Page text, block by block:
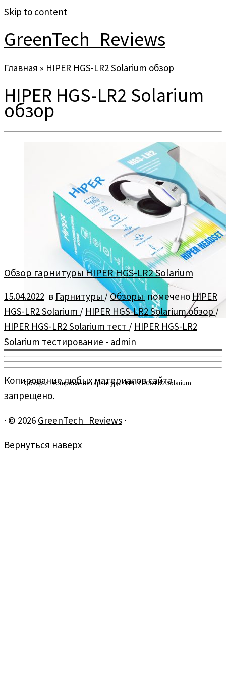
Skip to content
GreenTech_Reviews
Главная » HIPER HGS-LR2 Solarium обзор
HIPER HGS-LR2 Solarium
обзор
Обзор и тестирование гарнитуры HIPER HGS-LR2 Solarium
Обзор гарнитуры HIPER HGS-LR2 Solarium
15.04.2022 в Гарнитуры /Обзоры помечено HIPER
HGS-LR2 Solarium / HIPER HGS-LR2 Solarium обзор/
HIPER HGS-LR2 Solarium тест / HIPER HGS-LR2
Solarium тестирование - admin
Копирование любых материалов сайта
запрещено.
· © 2026 GreenTech_Reviews ·
Вернуться наверх